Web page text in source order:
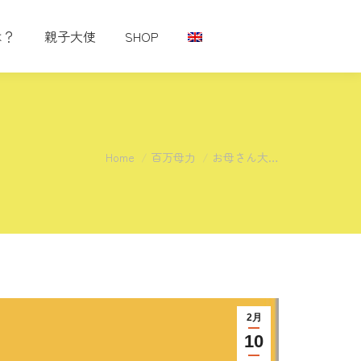
親子大使 SHOP
You are here:
Home 百万母力 お母さん大…
2月
10